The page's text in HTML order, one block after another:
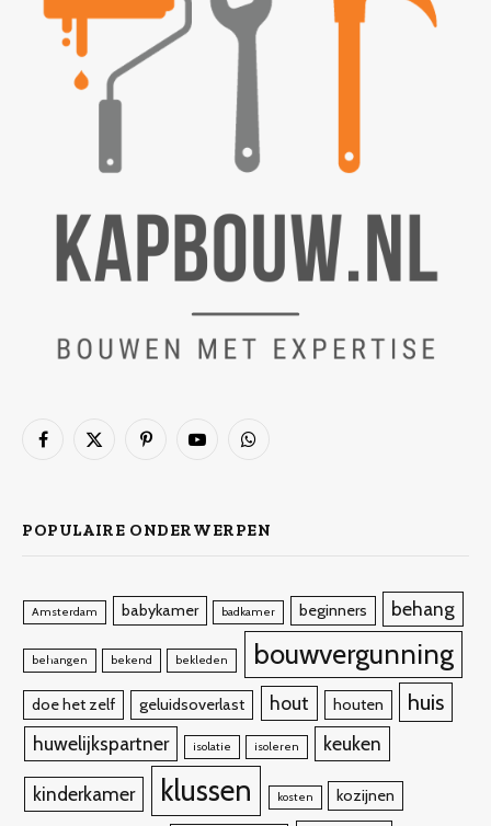
Facebook
X
PinterestYouTubeWhatsApp
POPULAIRE ONDERWERPEN
Amsterdam babykamer badkamer beginners behang
behangen bekend bekleden bouwvergunning
doe het zelf geluidsoverlast hout houten huis
huwelijkspartner isolatie isoleren keuken
kinderkamer klussen kosten kozijnen